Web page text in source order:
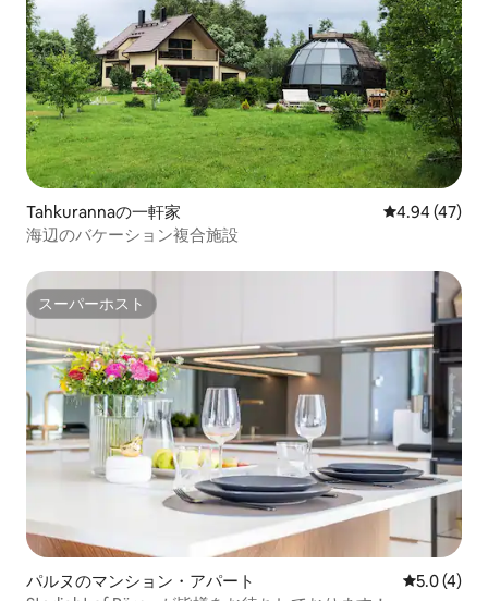
Tahkurannaの一軒家 レビュー47
4.94 (47)
海辺のバケーション複合施設
スーパーホスト
スーパーホスト
パルヌのマンション・アパート レビュー4
5.0 (4)